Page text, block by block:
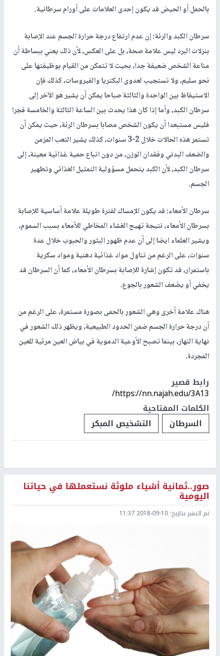
بالحمل أو الحيض قد يكون إحدى العلامات على أورام سرطانية.
سرطان الكبد والرئة: إن عدم ارتفاع درجة حرارة الجسم عند الإصابة
بنزلات البرد ليس علامة صحة، بل على العكس، لأن ذلك يعني ببساطة أن
مناعة الشخص ضعيفة جدا، بحيث لا تتمكن من القيام بوظيفتها على
نحو سليم، ولا تستجيب لعدوى البكتريا والفيروسات، كذلك فإن
الاستيقاظ بين الواحدة والثالثة صباحا يمكن أن يشير هو الآخر إلى
سرطان الكبد، وأما إذا كان هذا يحدث بين الساعة الثالثة والخامسة فجرا
فليس مستبعدا أن يكون الشخص مصابا بسرطان الرئة، حيث يمكن أن
تستمر هذه الحالات خلال 2-3 سنوات، كذلك يشير التعب المزمن
والضعف البدني وفقدان الوزن، من دون اتباع حمية غذائية معينة، إلى
سرطان الكبد، لأن الكبد يتحمل مسؤولية التمثيل الغذائي وتطهير
الجسم.
سرطان الأمعاء: قد يكون الإمساك لفترة طويلة علامة أساسية للإصابة
بسرطان الأمعاء، نتيجة تهيج الغشاء المخاطي للأمعاء بسبب السموم،
ويشير العلماء ايضا إلى أن عدم ظهور البثور والحبوب خلال عدة
سنوات، على الرغم من تناول مواد غذائية دهنية ومواد سكرية
باستمرار، قد تكون إشارة للإصابة بسرطان الأمعاء، كما أن السرطان قد
يخفي أو يضعف الشعور بالجوع.
هناك علامة أخرى وهي الشعور بالحمى بصورة مستمرة، على الرغم من
أن درجة حرارة الجسم ضمن الحدود الطبيعية، ويظهر ذلك الشعور في
نهاية النهار، بينما تصبح الأوعية الدموية في بياض العين مرئية للعين
المجردة.
رابط قصير
https://nn.najah.edu/3A13/
الكلمات المفتاحية
السرطان
التشخيص المبكر
صور..ثمانية أشياء ملوثة نستعملها في حياتنا
اليومية
تم النشر بتاريخ: 2018-09-10 11:37